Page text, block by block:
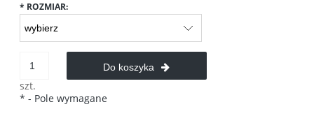
* ROZMIAR:
szt.
Do koszyka
* - Pole wymagane